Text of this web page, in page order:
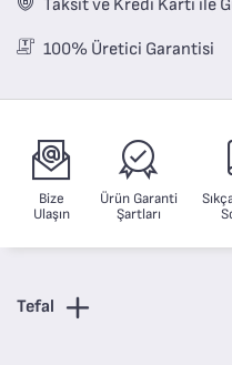
Taksit ve Kredi Kartı ile
100% Üretici Garantisi
Bize
Ulaşın
Ürün Garanti
Şartları
Tefal